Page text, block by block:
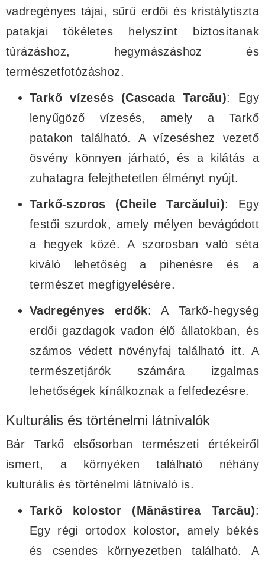
vadregényes tájai, sűrű erdői és kristálytiszta
patakjai tökéletes helyszínt biztosítanak
túrázáshoz, hegymászáshoz és
természetfotózáshoz.
Tarkő vízesés (Cascada Tarcău): Egy
lenyűgöző vízesés, amely a Tarkő
patakon található. A vízeséshez vezető
ösvény könnyen járható, és a kilátás a
zuhatagra felejthetetlen élményt nyújt.
Tarkő-szoros (Cheile Tarcăului): Egy
festői szurdok, amely mélyen bevágódott
a hegyek közé. A szorosban való séta
kiváló lehetőség a pihenésre és a
természet megfigyelésére.
Vadregényes erdők: A Tarkő-hegység
erdői gazdagok vadon élő állatokban, és
számos védett növényfaj található itt. A
természetjárók számára izgalmas
lehetőségek kínálkoznak a felfedezésre.
Kulturális és történelmi látnivalók
Bár Tarkő elsősorban természeti értékeiről
ismert, a környéken található néhány
kulturális és történelmi látnivaló is.
Tarkő kolostor (Mănăstirea Tarcău):
Egy régi ortodox kolostor, amely békés
és csendes környezetben található. A